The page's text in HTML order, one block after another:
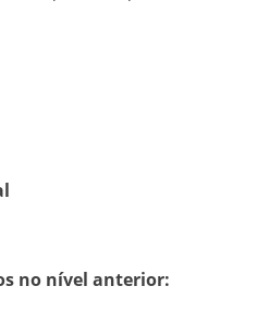
no nível anterior: